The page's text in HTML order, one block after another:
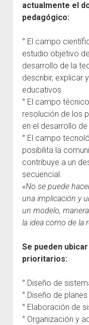
actualmente el
pedagógico:
° El campo
estudio objetivo
desarrollo de la
describir, explicar
educativos.
° El campo
resolución de los
en el desarrollo
° El campo
posibilita la
contribuye a un
secuencial.
«No se puede
una implicación y
un modelo,
la idea como de la
Se pueden
prioritarios:
° Diseño de
° Diseño de
° Elaboración de
° Organización y